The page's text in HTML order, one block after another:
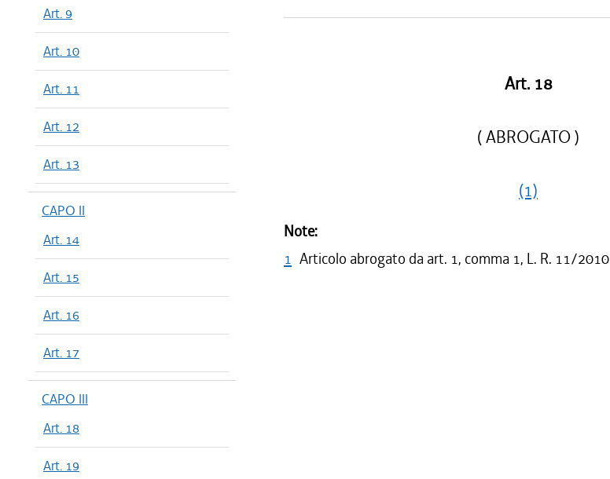
Art. 9
Art. 10
Art. 11
Art. 12
Art. 13
CAPO II
Art. 14
Art. 15
Art. 16
Art. 17
CAPO III
Art. 18
Art. 19
Art. 18
( ABROGATO )
(1)
Note:
1 Articolo abrogato da art. 1, comma 1, L. R. 11/2010